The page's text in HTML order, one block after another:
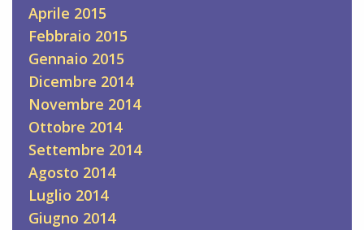
Aprile 2015
Febbraio 2015
Gennaio 2015
Dicembre 2014
Novembre 2014
Ottobre 2014
Settembre 2014
Agosto 2014
Luglio 2014
Giugno 2014